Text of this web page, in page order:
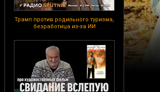
Трамп против родильного туризма,
безработица из-за ИИ